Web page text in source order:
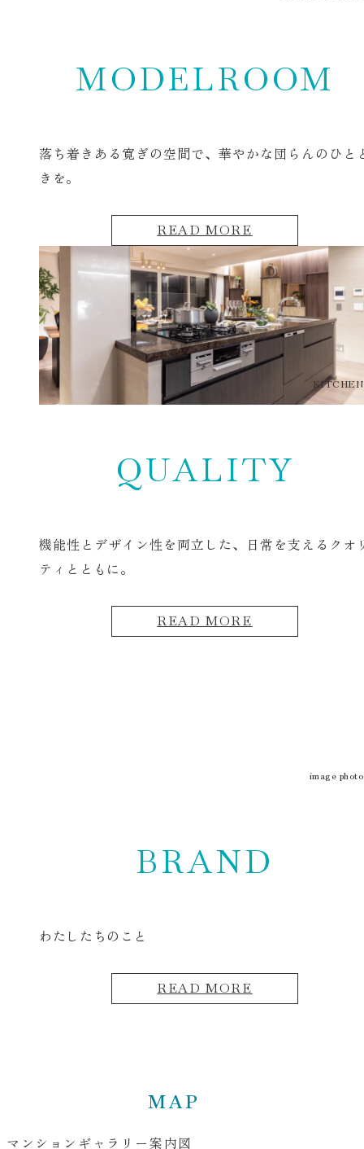
MODELROOM
落ち着きある寛ぎの空間で、華やかな団らんのひと
きを。
READ MORE
KITCHEN
QUALITY
機能性とデザイン性を両立した、 日常を支えるクオ
ティとともに。
READ MORE
image photo
BRAND
わたしたちのこと
READ MORE
MAP
マンションギャラリー案内図